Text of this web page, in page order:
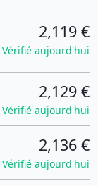
2,119 €
Vérifié aujourd'hui
2,129 €
Vérifié aujourd'hui
2,136 €
Vérifié aujourd'hui